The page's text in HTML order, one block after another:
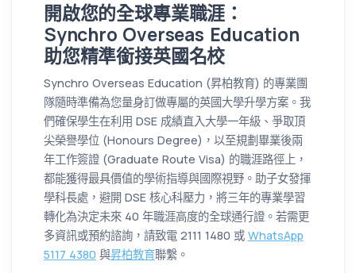
開啟您的全球專業職涯：
Synchro Overseas Education
助您精準銜接英國名校
Synchro Overseas Education (昇柏教育) 的專業團
隊隨時準備為您量身訂做專屬的英國大學升學方案。我
們確保學生在利用 DSE 成績直入大學一年級、爭取頂
尖榮譽學位 (Honours Degree)，以至規劃畢業後兩
年工作簽證 (Graduate Route Visa) 的職涯路徑上，
都能獲得最具價值的學術指導與國際視野。助子女發揮
學科長處，避開 DSE 核心科壓力，將三年的專業學習
轉化為決定未來 40 年職涯高度的全球通行證。若需更
多資訊或預約諮詢，請致電 2111 1480 或 WhatsApp
5117 4380 與昇柏教育聯繫。